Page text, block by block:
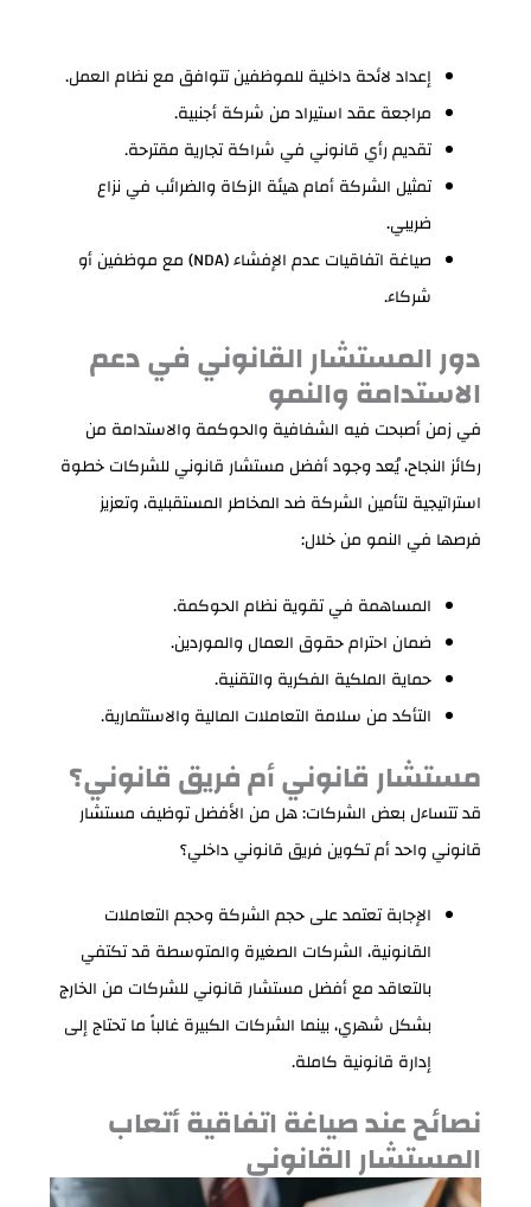
إعداد لائحة داخلية للموظفين تتوافق مع نظام العمل.
مراجعة عقد استيراد من شركة أجنبية.
تقديم رأي قانوني في شراكة تجارية مقترحة.
تمثيل الشركة أمام هيئة الزكاة والضرائب في نزاع
ضريبي.
صياغة اتفاقيات عدم الإفشاء (NDA) مع موظفين أو
شركاء.
دور المستشار القانوني في دعم
الاستدامة والنمو
في زمن أصبحت فيه الشفافية والحوكمة والاستدامة من
ركائز النجاح، يُعد وجود أفضل مستشار قانوني للشركات خطوة
استراتيجية لتأمين الشركة ضد المخاطر المستقبلية، وتعزيز
فرصها في النمو من خلال:
المساهمة في تقوية نظام الحوكمة.
ضمان احترام حقوق العمال والموردين.
حماية الملكية الفكرية والتقنية.
التأكد من سلامة التعاملات المالية والاستثمارية.
مستشار قانوني أم فريق قانوني؟
قد تتساءل بعض الشركات: هل من الأفضل توظيف مستشار
قانوني واحد أم تكوين فريق قانوني داخلي؟
الإجابة تعتمد على حجم الشركة وحجم التعاملات
القانونية، الشركات الصغيرة والمتوسطة قد تكتفي
بالتعاقد مع أفضل مستشار قانوني للشركات من الخارج
بشكل شهري، بينما الشركات الكبيرة غالباً ما تحتاج إلى
إدارة قانونية كاملة.
نصائح عند صياغة اتفاقية أتعاب
المستشار القانوني